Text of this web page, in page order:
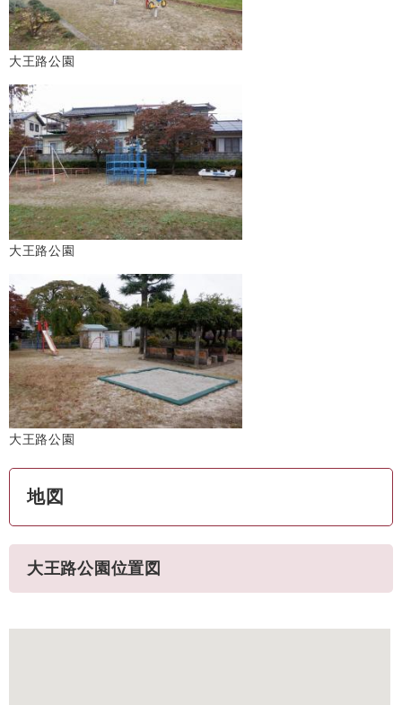
大王路公園
大王路公園
大王路公園
地図
大王路公園位置図